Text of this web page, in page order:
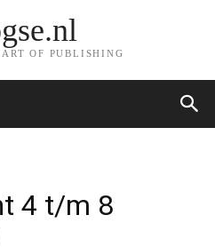
OF PUBLISHING
4 t/m 8